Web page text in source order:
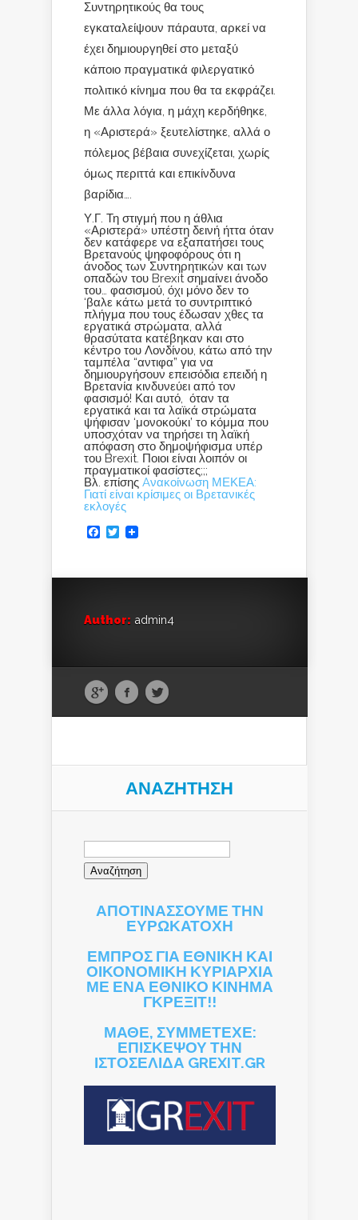
Συντηρητικούς θα τους
εγκαταλείψουν πάραυτα, αρκεί να
έχει δημιουργηθεί στο μεταξύ
κάποιο πραγματικά φιλεργατικό
πολιτικό κίνημα που θα τα εκφράζει.
Με άλλα λόγια, η μάχη κερδήθηκε,
η «Αριστερά» ξευτελίστηκε, αλλά ο
πόλεμος βέβαια συνεχίζεται, χωρίς
όμως περιττά και επικίνδυνα
βαρίδια….
Υ.Γ. Τη στιγμή που η άθλια
«Αριστερά» υπέστη δεινή ήττα όταν
δεν κατάφερε να εξαπατήσει τους
Βρετανούς ψηφοφόρους ότι η
άνοδος των Συντηρητικών και των
οπαδών του Brexit σημαίνει άνοδο
του… φασισμού, όχι μόνο δεν το
‘βαλε κάτω μετά το συντριπτικό
πλήγμα που τους έδωσαν χθες τα
εργατικά στρώματα, αλλά
θρασύτατα κατέβηκαν και στο
κέντρο του Λονδίνου, κάτω από την
ταμπέλα “αντιφα” για να
δημιουργήσουν επεισόδια επειδή η
Βρετανία κινδυνεύει από τον
φασισμό! Και αυτό, όταν τα
εργατικά και τα λαϊκά στρώματα
ψήφισαν ‘μονοκούκι’ το κόμμα που
υποσχόταν να τηρήσει τη λαϊκή
απόφαση στο δημοψήφισμα υπέρ
του Brexit. Ποιοι είναι λοιπόν οι
πραγματικοί φασίστες;;;
Βλ. επίσης Aνακοίνωση ΜΕΚΕΑ:
Γιατί είναι κρίσιμες οι Βρετανικές
εκλογές
Facebook
Twitter
Author: admin4
ΑΝΑΖΉΤΗΣΗ
Αναζήτηση
ΑΠΟΤΙΝΑΣΣΟΥΜΕ ΤΗΝ
ΕΥΡΩΚΑΤΟΧΗ
ΕΜΠΡΟΣ ΓΙΑ ΕΘΝΙΚΗ ΚΑΙ
ΟΙΚΟΝΟΜΙΚΗ ΚΥΡΙΑΡΧΙΑ
ΜΕ ΕΝΑ ΕΘΝΙΚΟ ΚΙΝΗΜΑ
ΓΚΡΕΞΙΤ!!
ΜΑΘΕ, ΣΥΜΜΕΤΕΧΕ:
ΕΠΙΣΚΕΨΟΥ ΤΗΝ
ΙΣΤΟΣΕΛΙΔΑ GREXIT.GR